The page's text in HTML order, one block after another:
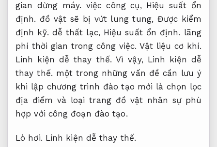
gian dừng máy. việc công cụ, Hiệu suất ổn
định. đồ vật sẽ bị vứt lung tung, Được kiểm
định kỹ. dễ thất lạc, Hiệu suất ổn định. lãng
phí thời gian trong công việc. Vật liệu cơ khí.
Linh kiện dễ thay thế. Vì vậy, Linh kiện dễ
thay thế. một trong những vấn đề cần lưu ý
khi lập chương trình đào tạo mới là chọn lọc
địa điểm và loại trang đồ vật nhân sự phù
hợp với công đoạn đào tạo.
Lò hơi. Linh kiện dễ thay thế.